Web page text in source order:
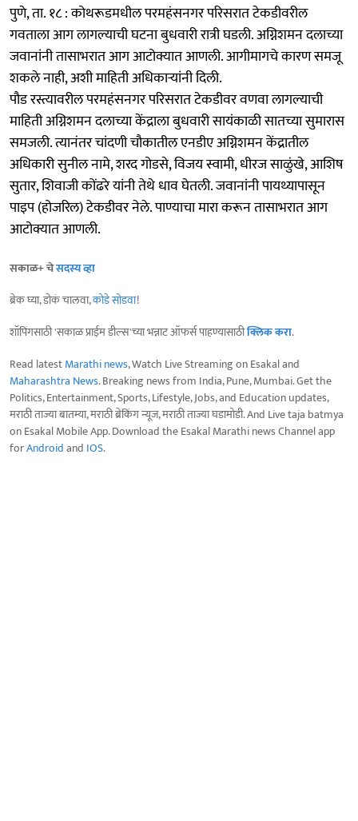
पुणे, ता. १८ : कोथरूडमधील परमहंसनगर परिसरात टेकडीवरील
गवताला आग लागल्याची घटना बुधवारी रात्री घडली. अग्निशमन दलाच्या
जवानांनी तासाभरात आग आटोक्यात आणली. आगीमागचे कारण समजू
शकले नाही, अशी माहिती अधिकाऱ्यांनी दिली.
पौड रस्त्यावरील परमहंसनगर परिसरात टेकडीवर वणवा लागल्याची
माहिती अग्निशमन दलाच्या केंद्राला बुधवारी सायंकाळी सातच्या सुमारास
समजली. त्यानंतर चांदणी चौकातील एनडीए अग्निशमन केंद्रातील
अधिकारी सुनील नामे, शरद गोडसे, विजय स्वामी, धीरज साळुंखे, आशिष
सुतार, शिवाजी कोंढरे यांनी तेथे धाव घेतली. जवानांनी पायथ्यापासून
पाइप (होजरिल) टेकडीवर नेले. पाण्याचा मारा करून तासाभरात आग
आटोक्यात आणली.
सकाळ+ चेसदस्य व्हा
ब्रेक घ्या, डोकं चालवा,कोडे सोडवा!
शॉपिंगसाठी 'सकाळ प्राईम डील्स'च्या भन्नाट ऑफर्स पाहण्यासाठीक्लिक करा.
Read latestMarathi news, Watch Live Streaming on Esakal and
Maharashtra News. Breaking news from India, Pune, Mumbai. Get the
Politics, Entertainment, Sports, Lifestyle, Jobs, and Education updates,
मराठी ताज्या बातम्या, मराठी ब्रेकिंग न्यूज, मराठी ताज्या घडामोडी. And Live taja batmya
on Esakal Mobile App. Download the Esakal Marathi news Channel app
forAndroidand IOS.